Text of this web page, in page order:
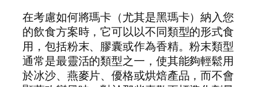
在考慮如何將瑪卡（尤其是黑瑪卡）納入您
的飲食方案時，它可以以不同類型的形式食
用，包括粉末、膠囊或作為香精。粉末類型
通常是最靈活的類型之一，使其能夠輕鬆用
於冰沙、燕麥片、優格或烘焙產品，而不會